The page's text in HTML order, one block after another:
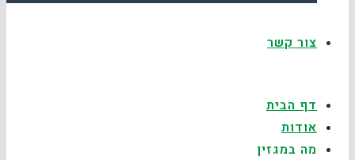
צור קשר
דף הבית
אודות
מה במגזין